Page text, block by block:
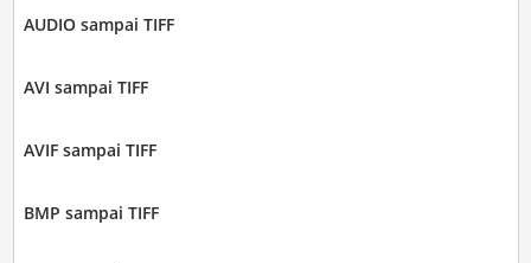
AUDIO sampai TIFF
AVI sampai TIFF
AVIF sampai TIFF
BMP sampai TIFF